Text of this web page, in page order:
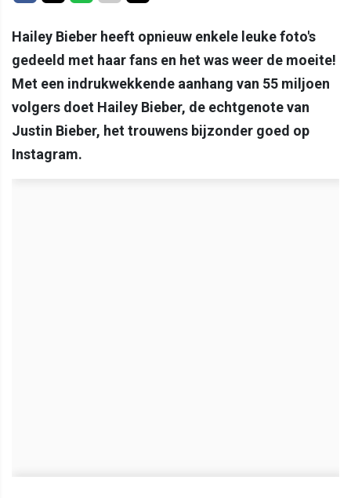
Hailey Bieber heeft opnieuw enkele leuke foto's
gedeeld met haar fans en het was weer de moeite!
Met een indrukwekkende aanhang van 55 miljoen
volgers doet Hailey Bieber, de echtgenote van
Justin Bieber, het trouwens bijzonder goed op
Instagram.